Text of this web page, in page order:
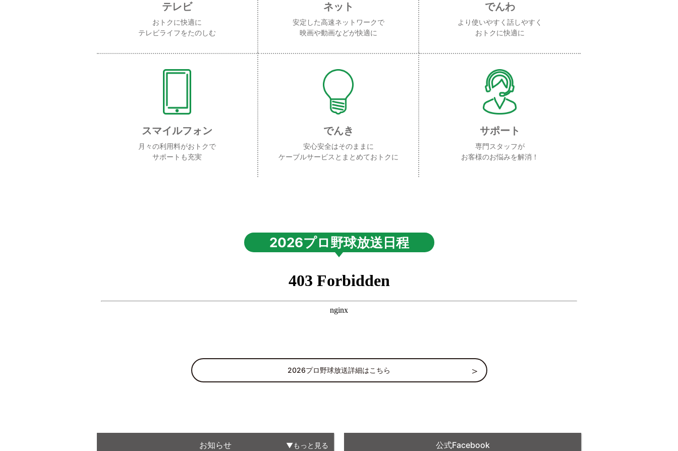
テレビ
おトクに快適に
テレビライフをたのしむ
ネット
安定した高速ネットワークで
映画や動画などが快適に
でんわ
より使いやすく話しやすく
おトクに快適に
スマイルフォン
月々の利用料がおトクで
サポートも充実
でんき
安心安全はそのままに
ケーブルサービスとまとめておトクに
サポート
専門スタッフが
お客様のお悩みを解消！
2026プロ野球放送日程
2026プロ野球放送詳細はこちら
お知らせ もっと見る 公式Facebook